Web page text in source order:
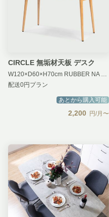
CIRCLE 無垢材天板 デスク
W120×D60×H70cm RUBBER NA TAPER WOOD
配送0円プラン
あとから購入可能
2,200 円/月〜